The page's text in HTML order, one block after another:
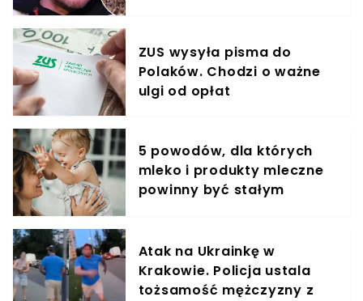
ZUS wysyła pisma do
Polaków. Chodzi o ważne
ulgi od opłat
5 powodów, dla których
mleko i produkty mleczne
powinny być stałym
Atak na Ukrainkę w
Krakowie. Policja ustala
tożsamość mężczyzny z